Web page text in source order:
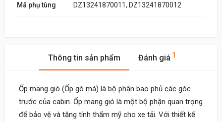
Mã phụ tùng DZ13241870011, DZ13241870012
Thông tin sản phẩm Đánh giá 1
Ốp mang gió (Ốp gò má) là bộ phận bao phủ các góc
trước của cabin. Ốp mang gió là một bộ phận quan trọng
để bảo vệ và tăng tính thẩm mỹ cho xe tải. Với thiết kế